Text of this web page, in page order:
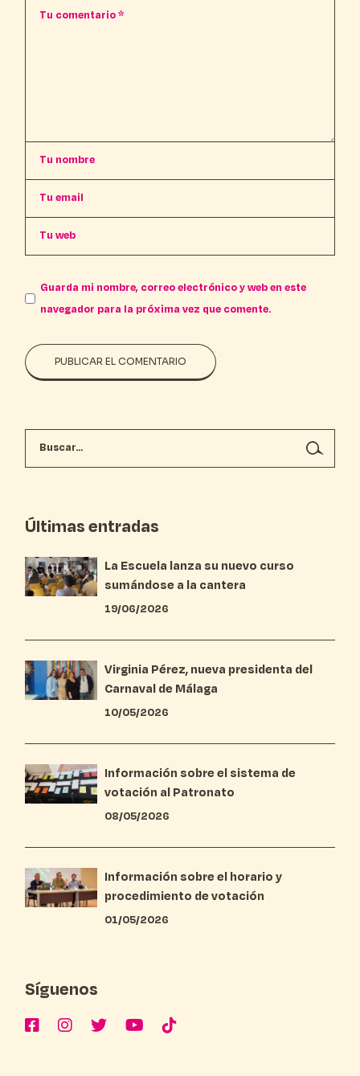
Guarda mi nombre, correo electrónico y web en este
navegador para la próxima vez que comente.
PUBLICAR EL COMENTARIO
Últimas entradas
La Escuela lanza su nuevo curso
sumándose a la cantera
19/06/2026
Virginia Pérez, nueva presidenta del
Carnaval de Málaga
10/05/2026
Información sobre el sistema de
votación al Patronato
08/05/2026
Información sobre el horario y
procedimiento de votación
01/05/2026
Síguenos